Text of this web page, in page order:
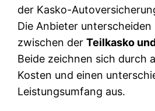
der Kasko-
Die Anbieter unterscheiden
zwischen derTeilkasko
Beide zeichnen sich durch
Kosten und einen
Leistungsumfang aus.